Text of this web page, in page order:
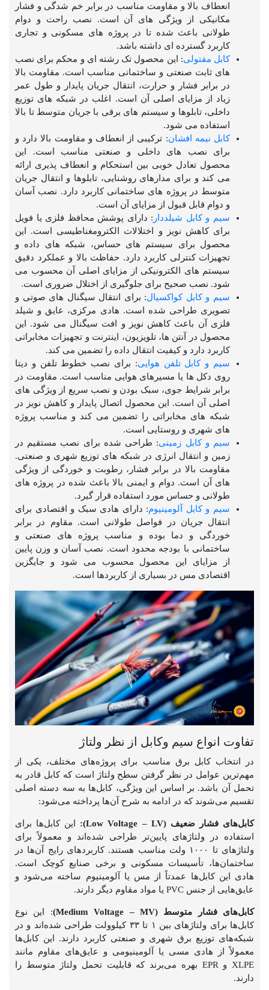
انعطاف بالا و مقاومت مناسب در برابر خم شدگی و فشار
مکانیکی از ویژگی های آن است. نصب راحت و دوام
طولانی باعث شده تا در پروژه های مسکونی و تجاری
کاربرد گسترده ای داشته باشد.
کابل مفتولی: این محصول تک رشته ای و محکم برای نصب
های ثابت صنعتی و ساختمانی مناسب است. مقاومت بالا
در برابر فشار و حرارت، انتقال جریان پایدار و طول عمر
زیاد از مزایای اصلی آن است. اغلب در شبکه های توزیع
داخلی، تابلوها و سیستم های برقی با جریان متوسط تا بالا
استفاده می شود.
کابل نیمه افشان: ترکیبی از انعطاف و مقاومت بالا دارد و
برای نصب های داخلی و صنعتی مناسب است. این
محصول تعادل خوبی بین استحکام و انعطاف پذیری ارائه
می کند و برای مدارهای روشنایی، تابلوها و انتقال جریان
متوسط در پروژه های ساختمانی کاربرد دارد. نصب آسان
و دوام قابل قبول از مزایای آن است.
سیم و کابل شیلددار : دارای پوشش محافظ فلزی یا فویل
برای کاهش نویز و اختلالات الکترومغناطیسی است. این
محصول برای سیستم های حساس، شبکه های داده و
تجهیزات کنترلی کاربرد دارد. حفاظت بالا و عملکرد دقیق
سیستم های الکترونیکی از مزایای اصلی آن محسوب می
شود. نصب صحیح برای جلوگیری از اختلال ضروری است.
سیم و کابل کواکسیال: برای انتقال سیگنال های صوتی و
تصویری طراحی شده است. هادی مرکزی، عایق و شیلد
فلزی آن باعث کاهش نویز و افت سیگنال می شود. این
محصول در آنتن ها، تلویزیون، اینترنت و تجهیزات مخابراتی
کاربرد دارد و کیفیت انتقال داده را تضمین می کند.
سیم و کابل تلفن هوایی: برای نصب خطوط تلفن و دیتا
روی دکل ها یا مسیرهای هوایی مناسب است. مقاومت در
برابر شرایط جوی، سبک بودن و نصب سریع از ویژگی های
اصلی آن است. این محصول اتصال پایدار و کاهش نویز در
شبکه های مخابراتی را تضمین می کند و مناسب پروژه
های شهری و روستایی است.
سیم و کابل زمینی: طراحی شده برای نصب مستقیم در
زمین و انتقال انرژی در شبکه های توزیع شهری و صنعتی.
مقاومت بالا در برابر فشار، رطوبت و خوردگی از ویژگی
های آن است. دوام و ایمنی بالا باعث شده در پروژه های
طولانی و حساس مورد استفاده قرار گیرد.
سیم و کابل آلومینیوم: دارای هادی سبک و اقتصادی برای
انتقال جریان در فواصل طولانی است. مقاوم در برابر
خوردگی و دما بوده و مناسب پروژه های صنعتی و
ساختمانی با بودجه محدود است. نصب آسان و وزن پایین
از مزایای این محصول محسوب می شود و جایگزین
اقتصادی مس در بسیاری از کاربردها است.
تفاوت انواع سیم وکابل از نظر ولتاژ
در انتخاب کابل برق مناسب برای پروژه‌های مختلف، یکی از
مهم‌ترین عوامل در نظر گرفتن سطح ولتاژ است که کابل قادر به
تحمل آن باشد. بر اساس این ویژگی، کابل‌ها به سه دسته اصلی
تقسیم می‌شوند که در ادامه به شرح آن‌ها پرداخته می‌شود:
کابل‌های فشار ضعیف (Low Voltage – LV):
این کابل‌ها برای
استفاده در ولتاژهای پایین‌تر طراحی شده‌اند و معمولاً برای
ولتاژهای تا ۱۰۰۰ ولت مناسب هستند. کاربردهای رایج آن‌ها در
ساختمان‌ها، تأسیسات مسکونی و برخی صنایع کوچک است.
هادی این کابل‌ها عمدتاً از مس یا آلومینیوم ساخته می‌شود و
عایق‌هایی از جنس PVC یا مواد مقاوم دیگر دارند.
کابل‌های فشار متوسط (Medium Voltage – MV)
: این نوع
کابل‌ها برای ولتاژهای بین ۱ تا ۳۳ کیلوولت طراحی شده‌اند و در
شبکه‌های توزیع برق شهری و صنعتی کاربرد دارند. این کابل‌ها
معمولاً از هادی مسی یا آلومینیومی و عایق‌های مقاوم مانند
XLPE و EPR بهره می‌برند که قابلیت تحمل ولتاژ متوسط را
دارند.